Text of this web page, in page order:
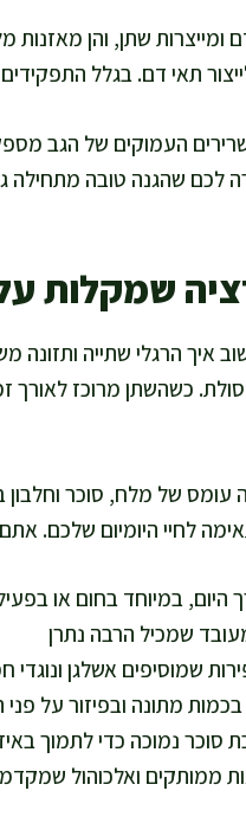
ומייצרות שתן, והן מאזנות
תאי דם. בגלל
העמוקים של הגב
לכם שהגנה טובה
שמקלות
איך הרגלי שתייה
כשהשתן מרוכז לאורך
עומס של מלח, סוכר וחלבון
לחיי היומיום שלכם. אתם
היום, במיוחד בחום או
שמכיל הרבה נתרן
שמוסיפים אשלגן ונוגדי
מתונה ובפיזור על פני
סוכר נמוכה כדי לתמוך
ממותקים ואלכוהול